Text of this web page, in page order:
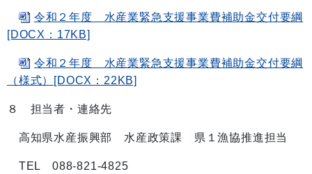
令和２年度 水産業緊急支援事業費補助金交付要綱
[DOCX：17KB]
令和２年度 水産業緊急支援事業費補助金交付要綱
（様式）[DOCX：22KB]
８ 担当者・連絡先
高知県水産振興部 水産政策課 県１漁協推進担当
TEL 088-821-4825